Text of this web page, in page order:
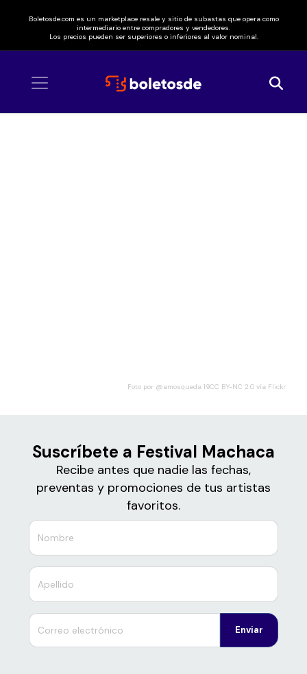
Boletosde.com es un marketplace resale y sitio de subastas que opera como
intermediario entre compradores y vendedores.
Los precios pueden ser superiores o inferiores al valor nominal.
Foto por @amosqueda 19CC BY-NC 2.0 vía Flickr
Suscríbete a Festival Machaca
Recibe antes que nadie las fechas,
preventas y promociones de tus artistas
favoritos.
Enviar